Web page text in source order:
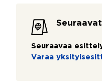
Seuraavaa
Varaa